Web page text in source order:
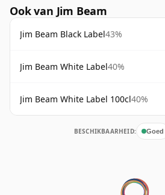
Ook van Jim Beam
Jim Beam Black Label43%
Jim Beam White Label40%
Jim Beam White Label 100cl40%
BESCHIKBAARHEID: Goed